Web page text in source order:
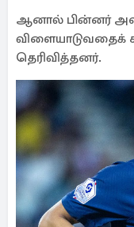
ஆனால் பின்னர்
விளையாடுவதைக்
தெரிவித்தனர்.